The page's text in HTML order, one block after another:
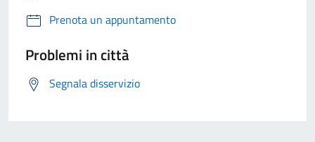
Prenota un appuntamento
Problemi in città
Segnala disservizio